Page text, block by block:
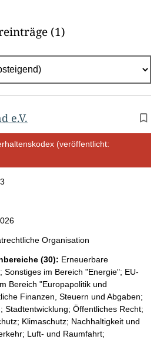
(1)
e.V.
(veröffentlicht:
Organisation
(30): Erneuerbare
Sonstiges im Bereich "Energie"; EU-
Bereich "Europapolitik und
Finanzen, Steuern und Abgaben;
Stadtentwicklung; Öffentliches Recht;
Klimaschutz; Nachhaltigkeit und
Luft- und Raumfahrt;